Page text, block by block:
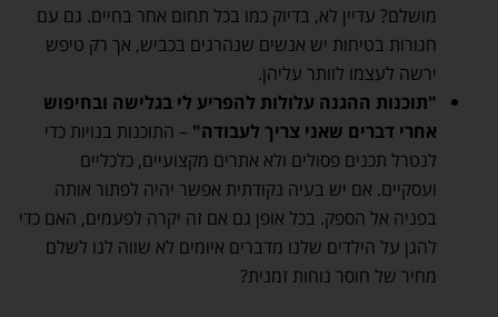
מושלם? עדיין לא, בדיוק כמו בכל תחום אחר בחיים. גם עם
חגורות בטיחות יש אנשים שנהרגים בכביש, אך רק טיפש
ירשה לעצמו לוותר עליהן.
"תוכנות ההגנה עלולות להפריע לי בגלישה ובחיפוש
אחרי דברים שאני צריך לעבודה" – התוכנות בנויות כדי
לנטרל תכנים פסולים ולא אתרים מקצועיים, כלכליים
ועסקיים. אם יש בעיה נקודתית אפשר יהיה לפתור אותה
בפניה אל הספק. בכל אופן גם אם זה יקרה לפעמים, האם כדי
להגן על הילדים שלנו מדברים איומים לא שווה לנו לשלם
מחיר של חוסר נוחות זמנית?